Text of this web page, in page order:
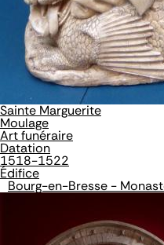
Sainte Marguerite
Moulage
Art funéraire
Datation
1518-1522
Édifice
Bourg-en-Bresse -